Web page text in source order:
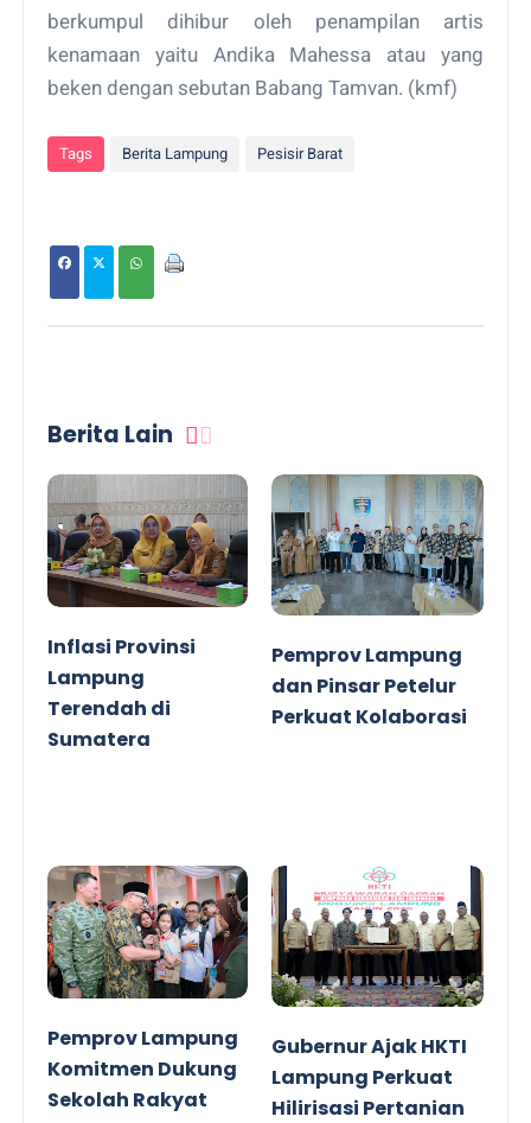
berkumpul dihibur oleh penampilan artis
kenamaan yaitu Andika Mahessa atau yang
beken dengan sebutan Babang Tamvan. (kmf)
Tags Berita Lampung Pesisir Barat
Berita Lain
Inflasi Provinsi
Lampung
Terendah di
Sumatera
Pemprov Lampung
dan Pinsar Petelur
Perkuat Kolaborasi
Pemprov Lampung
Komitmen Dukung
Sekolah Rakyat
Gubernur Ajak HKTI
Lampung Perkuat
Hilirisasi Pertanian